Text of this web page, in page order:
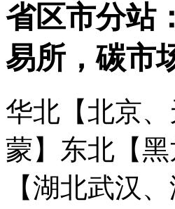
省区市分站
易所，碳市
华北【北京
蒙】 东北【
【湖北武汉